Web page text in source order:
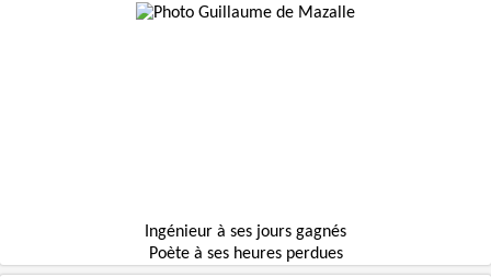
Ingénieur à ses jours gagnés
Poète à ses heures perdues